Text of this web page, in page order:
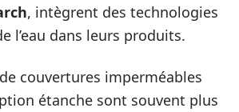
, intègrent des technologies
l’eau dans leurs produits.
couvertures imperméables
étanche sont souvent plus